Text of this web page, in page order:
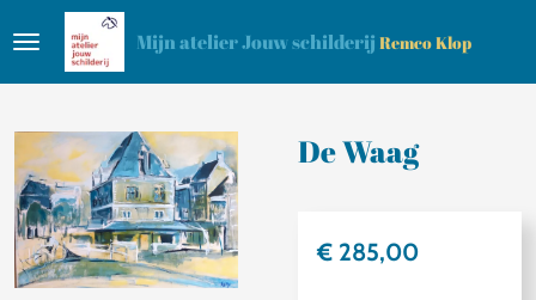
Ga
de
hoofdinhoud
Mijn atelier Jouw schilderij Remco Klop
De Waag
€ 285,00